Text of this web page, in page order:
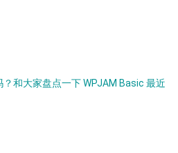
和大家盘点一下 WPJAM Basic 最近